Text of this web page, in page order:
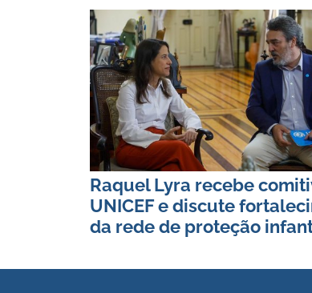
Raquel Lyra recebe
UNICEF e discute
da rede de proteção